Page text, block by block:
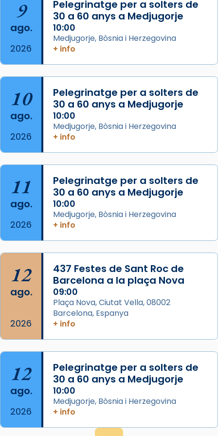
Mataró en reivindicarà les relíq
...Ver más
Foto
View on Facebook
Jaume, fill de Zebedeu, és juntament amb el
seu germà Joan i Pere un dels que
acompanyava més de prop Jesús.
Segons el llibre dels Fets (12,2) fou el primer
apòstol màrtir, decapitat a Jerusalem per
Herodes Agripa (vers l'any 44).
Patró de Galícia, després de les invasions
musulmanes fou venerat com a patró dels
Regnes castellans i més tard de tota
Espanya.
View on Facebook · Share
9
ago.
2026
Pelegrinatge per a solters de
30 a 60 anys a Medjugorje
10:00
Medjugorje, Bòsnia i Herzegovina
+ info
10
ago.
2026
Pelegrinatge per a solters de
30 a 60 anys a Medjugorje
10:00
Medjugorje, Bòsnia i Herzegovina
+ info
11
ago.
2026
Pelegrinatge per a solters de
30 a 60 anys a Medjugorje
10:00
Medjugorje, Bòsnia i Herzegovina
+ info
12
ago.
2026
437 Festes de Sant Roc de
Barcelona a la plaça Nova
09:00
Plaça Nova, Ciutat Vella, 08002
Barcelona, Espanya
+ info
12
ago.
2026
Pelegrinatge per a solters de
30 a 60 anys a Medjugorje
10:00
Medjugorje, Bòsnia i Herzegovina
+ info